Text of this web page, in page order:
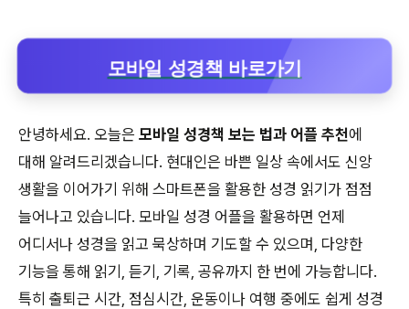
모바일 성경책 바로가기
안녕하세요. 오늘은 모바일 성경책 보는 법과 어플 추천에
대해 알려드리겠습니다. 현대인은 바쁜 일상 속에서도 신앙
생활을 이어가기 위해 스마트폰을 활용한 성경 읽기가 점점
늘어나고 있습니다. 모바일 성경 어플을 활용하면 언제
어디서나 성경을 읽고 묵상하며 기도할 수 있으며, 다양한
기능을 통해 읽기, 듣기, 기록, 공유까지 한 번에 가능합니다.
특히 출퇴근 시간, 점심시간, 운동이나 여행 중에도 쉽게 성경